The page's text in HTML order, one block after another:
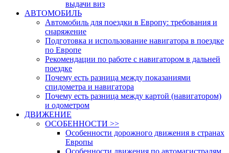
выдачи виз
АВТОМОБИЛЬ
Автомобиль для поездки в Европу: требования и
снаряжение
Подготовка и использование навигатора в поездке
по Европе
Рекомендации по работе с навигатором в дальней
поездке
Почему есть разница между показаниями
спидометра и навигатора
Почему есть разница между картой (навигатором)
и одометром
ДВИЖЕНИЕ
ОСОБЕННОСТИ >>
Особенности дорожного движения в странах
Европы
Особенности движения по автомагистралям